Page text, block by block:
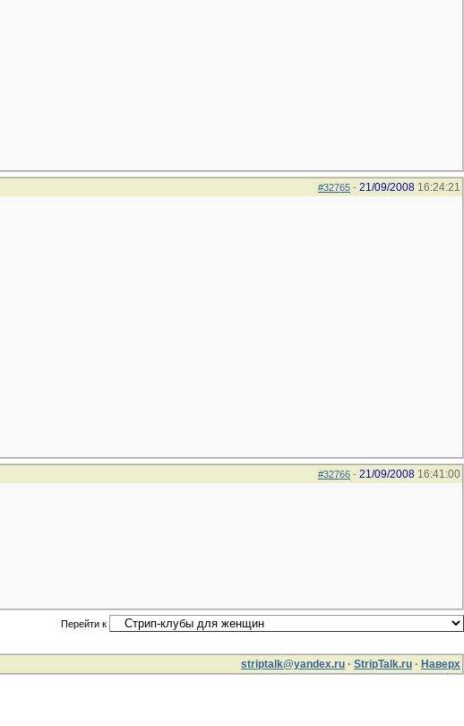
#32765 - 21/09/2008 16:24:21
#32766 - 21/09/2008 16:41:00
Перейти к
striptalk@yandex.ru · StripTalk.ru · Наверх